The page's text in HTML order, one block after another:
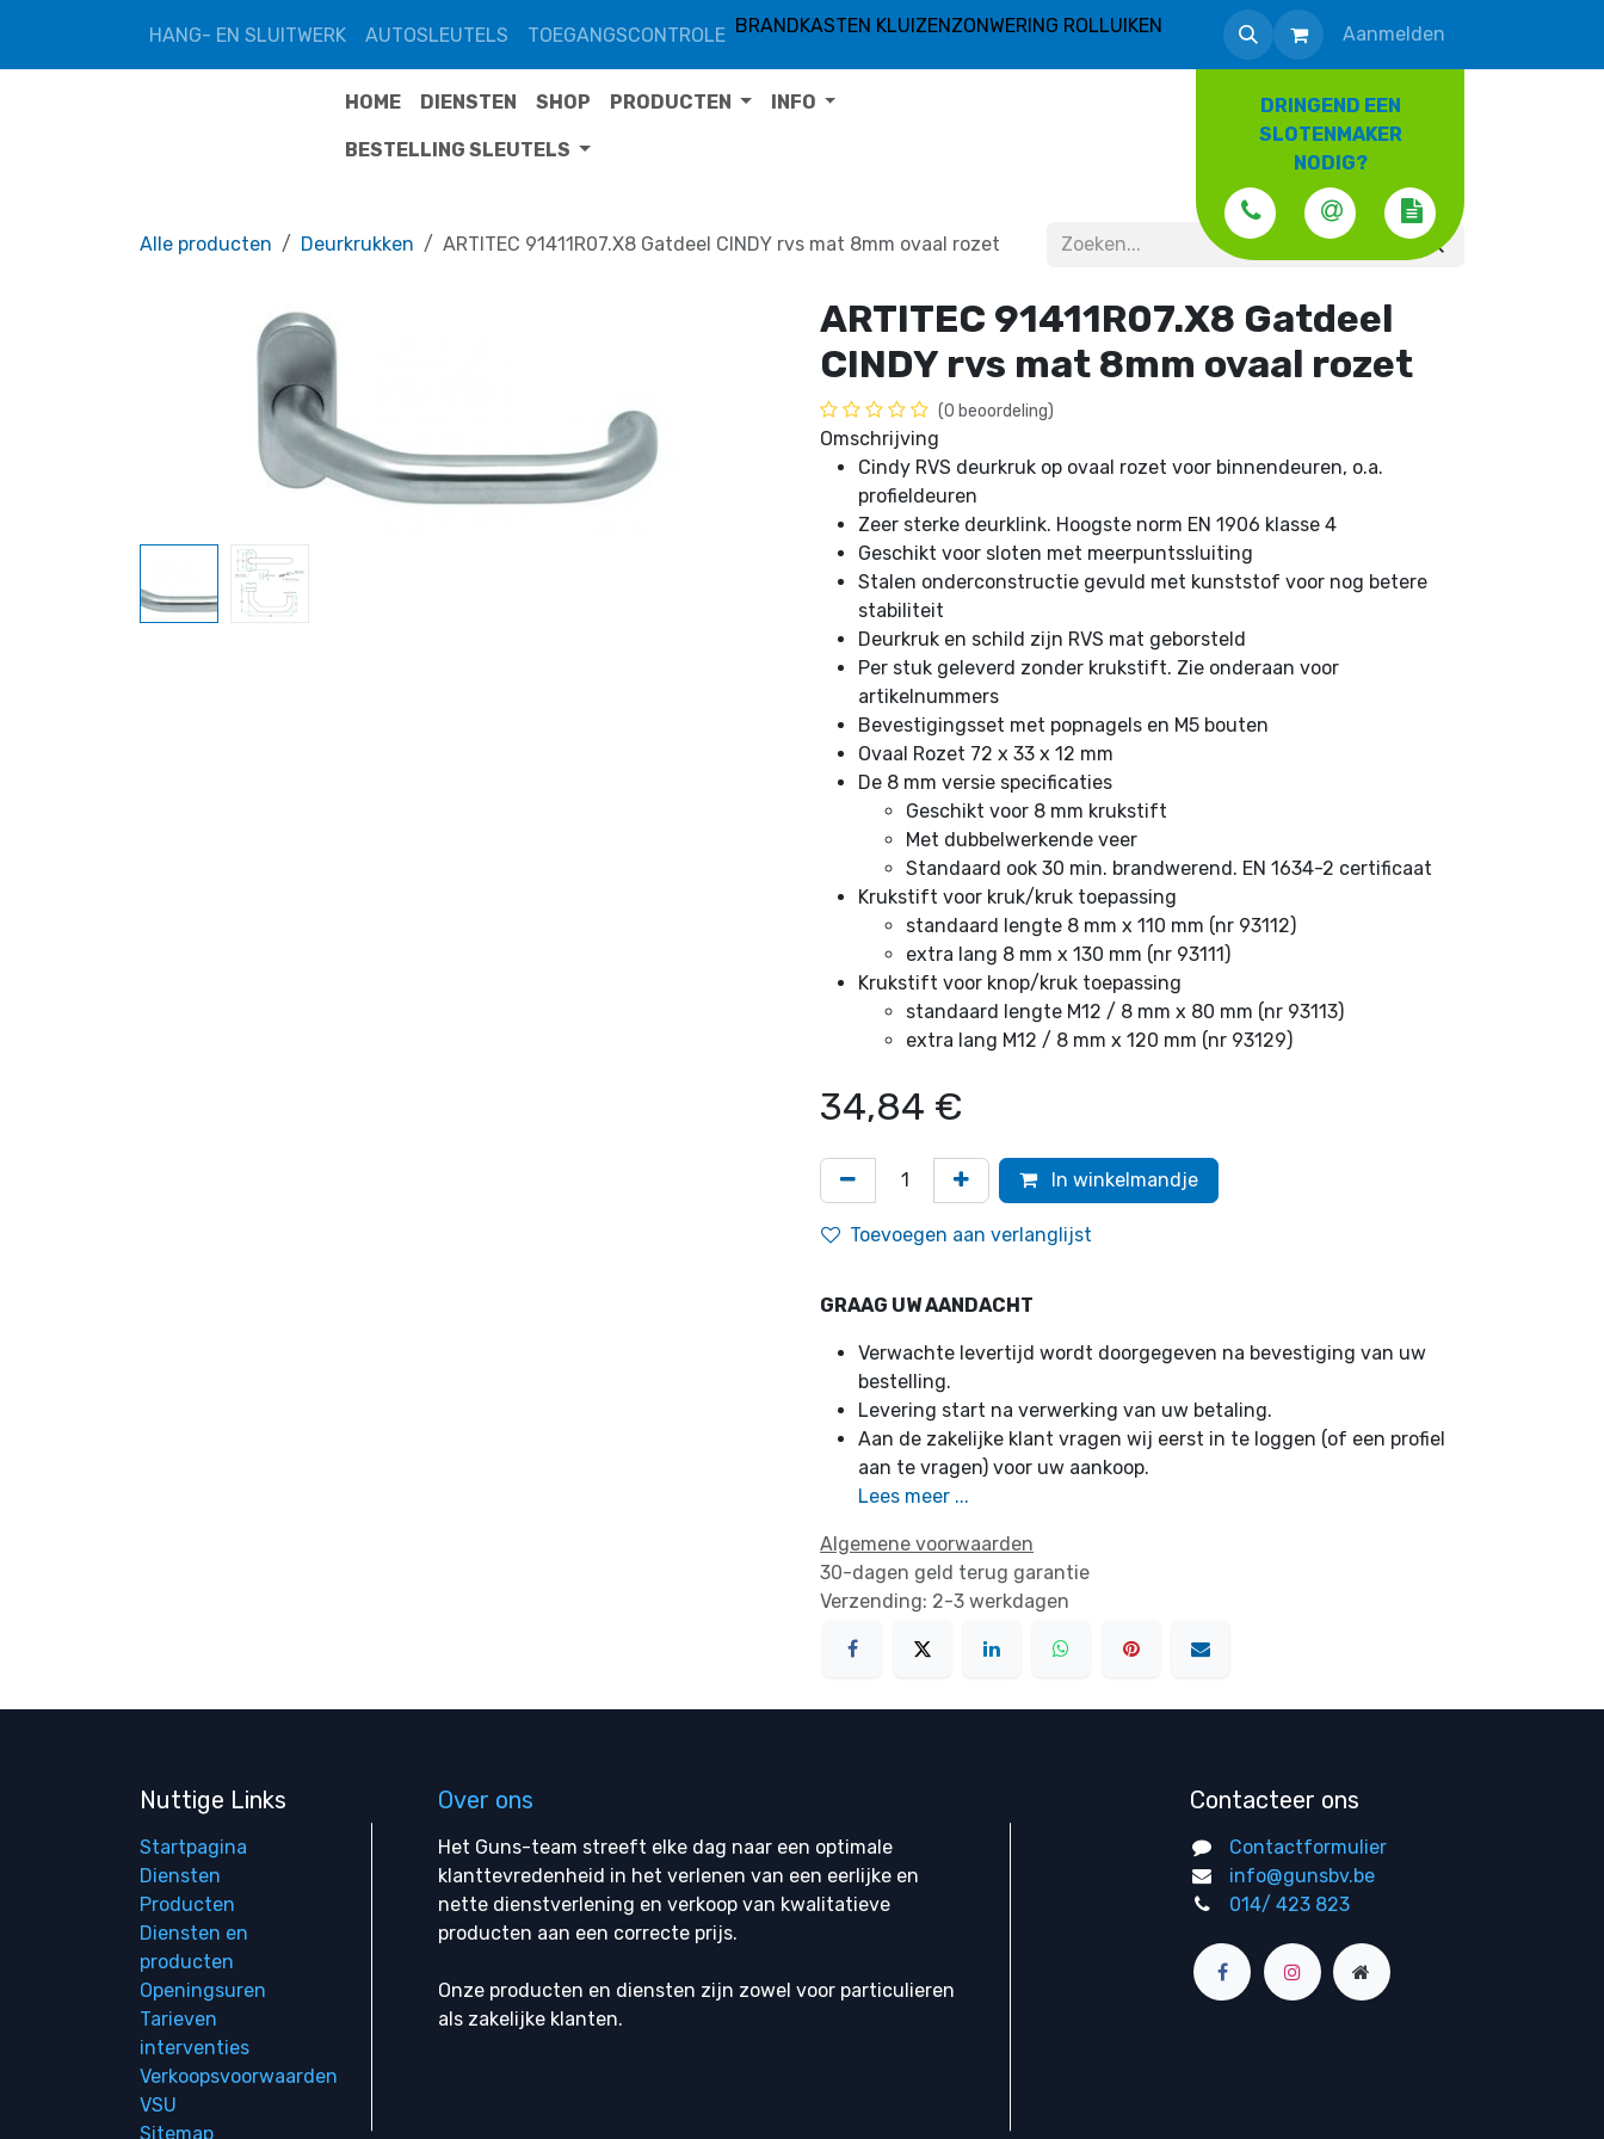
HANG- EN SLUITWERK
AUTOSLEUTELS TOEGANGSCONTROLE BRANDKASTEN KLUIZENZONWERING ROLLUIKEN Aanmelden
DRINGEND EEN
SLOTENMAKER
NODIG?
HOME DIENSTEN SHOP PRODUCTEN INFO
BESTELLING SLEUTELS
Alle producten Deurkrukken ARTITEC 91411R07.X8 Gatdeel CINDY rvs mat 8mm ovaal rozet
ARTITEC 91411R07.X8 Gatdeel
CINDY rvs mat 8mm ovaal rozet
(0 beoordeling)
Omschrijving
Cindy RVS deurkruk op ovaal rozet voor binnendeuren, o.a.
profieldeuren
Zeer sterke deurklink. Hoogste norm EN 1906 klasse 4
Geschikt voor sloten met meerpuntssluiting
Stalen onderconstructie gevuld met kunststof voor nog betere
stabiliteit
Deurkruk en schild zijn RVS mat geborsteld
Per stuk geleverd zonder krukstift. Zie onderaan voor
artikelnummers
Bevestigingsset met popnagels en M5 bouten
Ovaal Rozet 72 x 33 x 12 mm
De 8 mm versie specificaties
Geschikt voor 8 mm krukstift
Met dubbelwerkende veer
Standaard ook 30 min. brandwerend. EN 1634-2 certificaat
Krukstift voor kruk/kruk toepassing
standaard lengte 8 mm x 110 mm (nr 93112)
extra lang 8 mm x 130 mm (nr 93111)
Krukstift voor knop/kruk toepassing
standaard lengte M12 / 8 mm x 80 mm (nr 93113)
extra lang M12 / 8 mm x 120 mm (nr 93129)
34,84 €
In winkelmandje
Toevoegen aan verlanglijst
GRAAG UW AANDACHT
Verwachte levertijd wordt doorgegeven na bevestiging van uw
bestelling.
Levering start na verwerking van uw betaling.
Aan de zakelijke klant vragen wij eerst in te loggen (of een profiel
aan te vragen) voor uw aankoop.
Lees meer ...
Algemene voorwaarden
30-dagen geld terug garantie
Verzending: 2-3 werkdagen
Nuttige Links
Startpagina
Diensten
Producten
Diensten en
producten
Openingsuren
Tarieven
interventies
Verkoopsvoorwaarden
VSU
Sitemap
Over ons
Het Guns-team streeft elke dag naar een optimale
klanttevredenheid in het verlenen van een eerlijke en
nette dienstverlening en verkoop van kwalitatieve
producten aan een correcte prijs.
Onze producten en diensten zijn zowel voor particulieren
als zakelijke klanten.
Contacteer ons
Contactformulier
info@gunsbv.be
014/ 423 823